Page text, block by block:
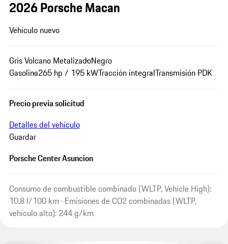
2026 Porsche Macan
Vehículo nuevo
Gris Volcano MetalizadoNegro
Gasolina265 hp / 195 kWTracción integralTransmisión PDK
Precio previa solicitud
Detalles del vehículo
Guardar
Porsche Center Asuncion
Consumo de combustible combinado (WLTP, Vehicle High):
10,8 l/100 km · Emisiones de CO2 combinadas (WLTP,
vehículo alto): 244 g/km